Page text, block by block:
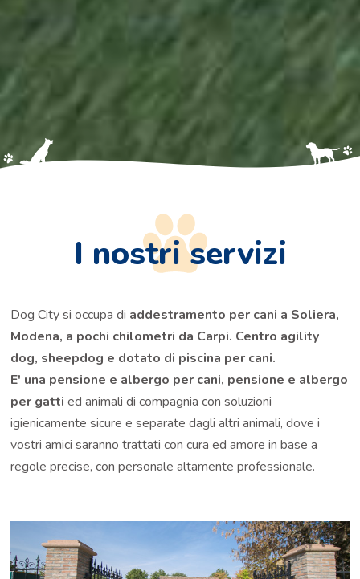
I nostri servizi
Dog City si occupa di addestramento per cani a Soliera,
Modena, a pochi chilometri da Carpi. Centro agility
dog, sheepdog e dotato di piscina per cani.
E' una pensione e albergo per cani, pensione e albergo
per gattied animali di compagnia con soluzioni
igienicamente sicure e separate dagli altri animali, dove i
vostri amici saranno trattati con cura ed amore in base a
regole precise, con personale altamente professionale.